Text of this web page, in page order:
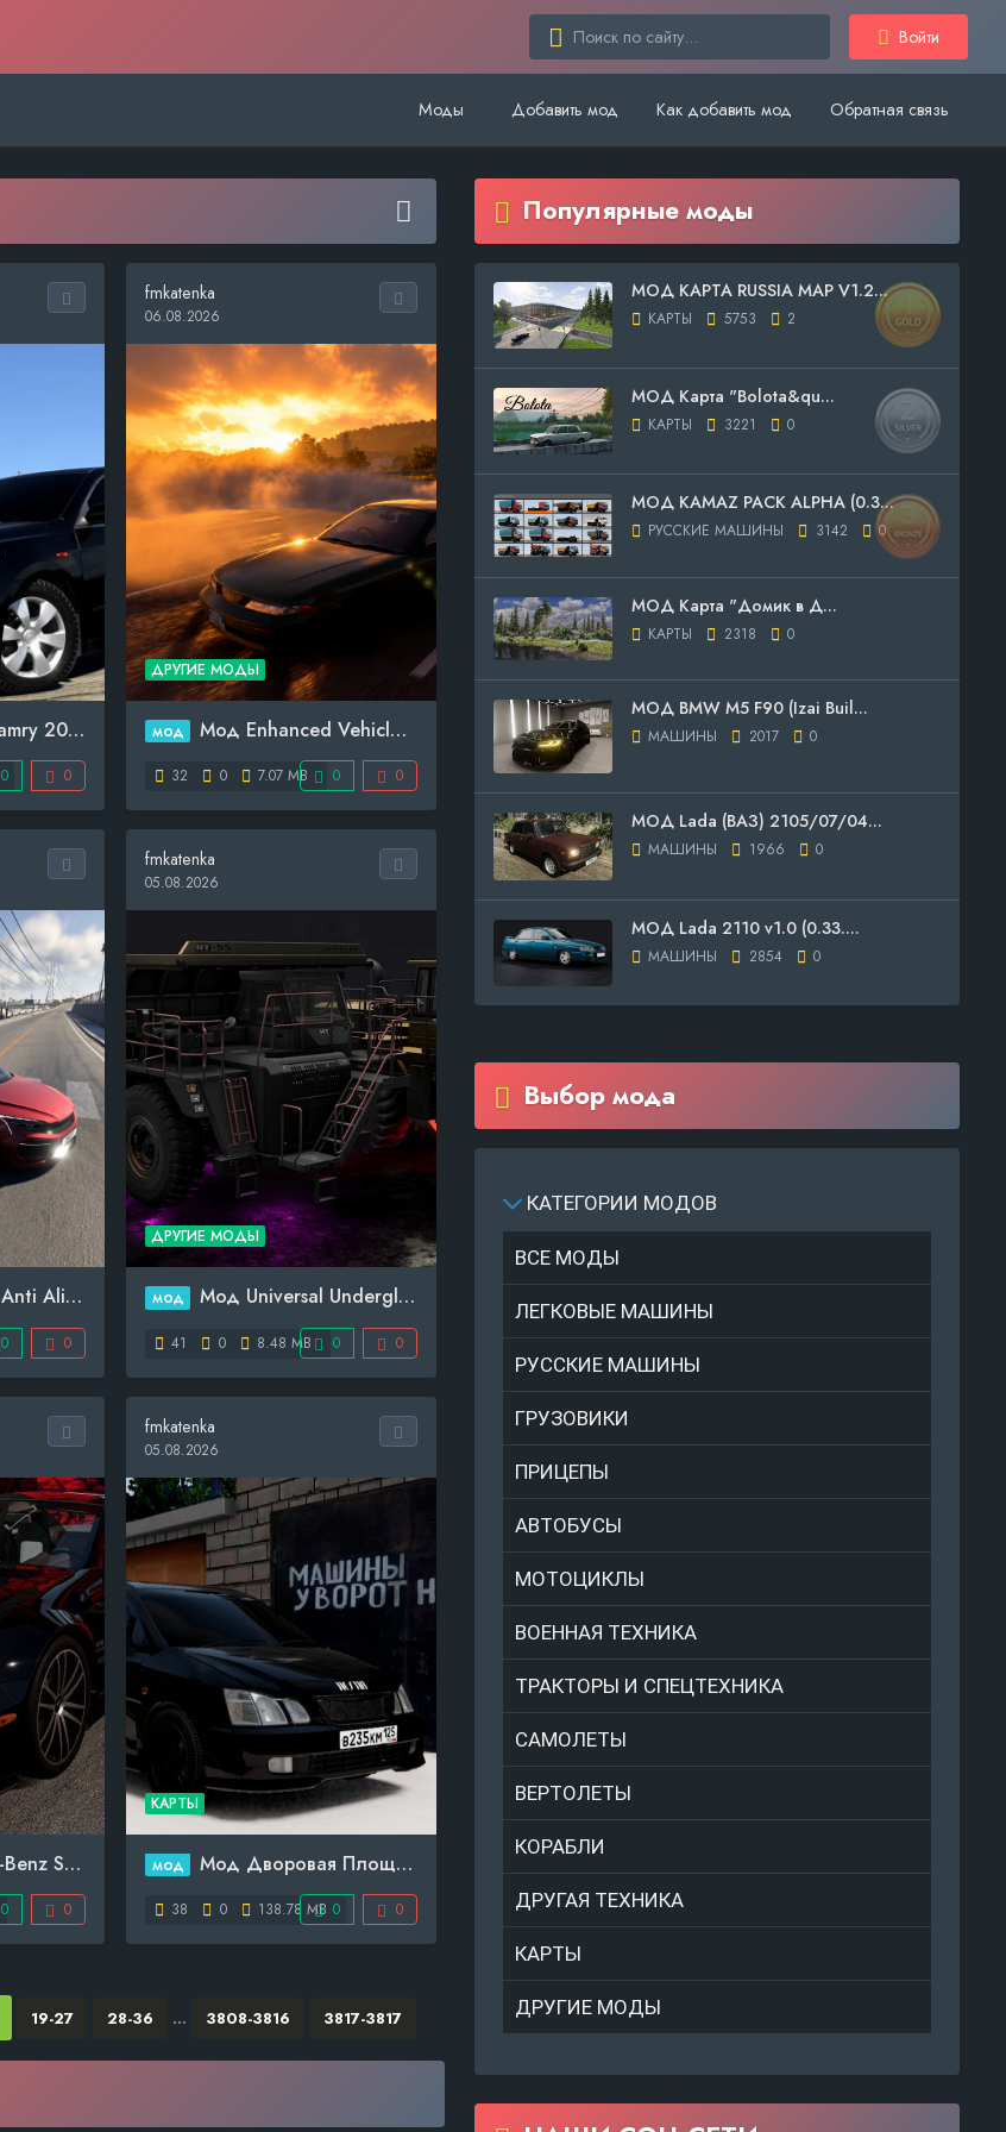
Войти
Моды Добавить мод Как добавить мод Обратная связь
201...
0 0
fmkatenka
06.08.2026
ДРУГИЕ МОДЫ
мод Мод Enhanced Vehicle Effe...
32 0 7.07 MB 0 0
0 0
fmkatenka
05.08.2026
ДРУГИЕ МОДЫ
мод Мод Universal Underglow v...
41 0 8.48 MB 0 0
AM...
0 0
fmkatenka
05.08.2026
КАРТЫ
мод Мод Дворовая Площадка - п...
38 0 138.78 MB 0 0
19-27 28-36 ... 3808-3816 3817-3817
Популярные моды
МОД КАРТА RUSSIA MAP V1.2...
КАРТЫ 5753 2
МОД Карта "Bolota&qu...
КАРТЫ 3221 0
МОД KAMAZ PACK ALPHA (0.3...
РУССКИЕ МАШИНЫ 3142 0
МОД Карта "Домик в Д...
КАРТЫ 2318 0
МОД BMW M5 F90 (Izai Buil...
МАШИНЫ 2017 0
МОД Lada (ВАЗ) 2105/07/04...
МАШИНЫ 1966 0
МОД Lada 2110 v1.0 (0.33....
МАШИНЫ 2854 0
Выбор мода
КАТЕГОРИИ МОДОВ
ВСЕ МОДЫ
ЛЕГКОВЫЕ МАШИНЫ
РУССКИЕ МАШИНЫ
ГРУЗОВИКИ
ПРИЦЕПЫ
АВТОБУСЫ
МОТОЦИКЛЫ
ВОЕННАЯ ТЕХНИКА
ТРАКТОРЫ И СПЕЦТЕХНИКА
САМОЛЕТЫ
ВЕРТОЛЕТЫ
КОРАБЛИ
ДРУГАЯ ТЕХНИКА
КАРТЫ
ДРУГИЕ МОДЫ